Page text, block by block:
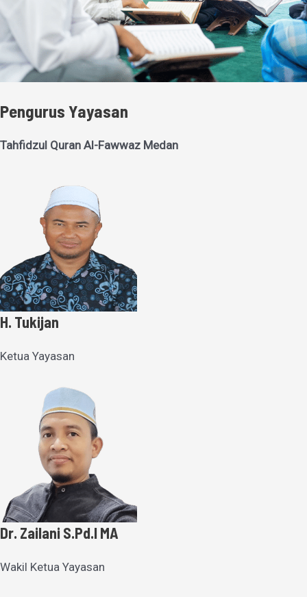
Pengurus Yayasan
Tahfidzul Quran Al-Fawwaz Medan
H. Tukijan
Ketua Yayasan
Dr. Zailani S.Pd.I MA
Wakil Ketua Yayasan